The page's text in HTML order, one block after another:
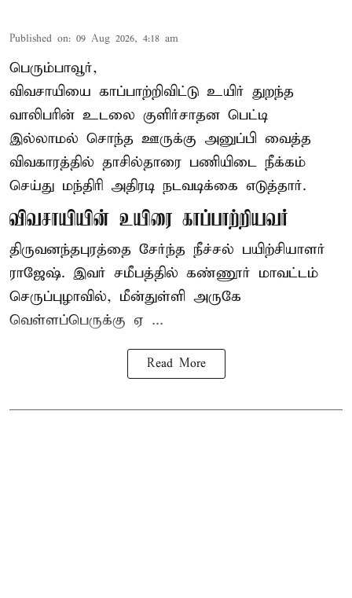
Published on: 09 Aug 2026, 4:18 am
பெரும்பாவூர்,
விவசாயியை காப்பாற்றிவிட்டு உயிர் துறந்த
வாலிபரின் உடலை குளிர்சாதன பெட்டி
இல்லாமல் சொந்த ஊருக்கு அனுப்பி வைத்த
விவகாரத்தில் தாசில்தாரை பணியிடை நீக்கம்
செய்து மந்திரி அதிரடி நடவடிக்கை எடுத்தார்.
விவசாயியின் உயிரை காப்பாற்றியவர்
திருவனந்தபுரத்தை சேர்ந்த நீச்சல் பயிற்சியாளர்
ராஜேஷ். இவர் சமீபத்தில் கண்ணூர் மாவட்டம்
செருப்புழாவில், மீன்துள்ளி அருகே
வெள்ளப்பெருக்கு ஏ ...
Read More